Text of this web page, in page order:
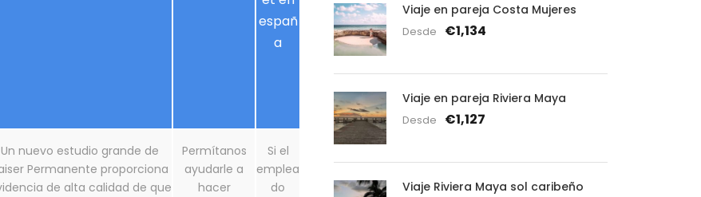
españ
a
Un nuevo estudio grande de
Permanente proporciona
de alta calidad de que
Permítanos
ayudarle a
hacer
Si el
emplea
do
Viaje en pareja Costa Mujeres
Desde €1,134
Viaje en pareja Riviera Maya
Desde €1,127
Viaje Riviera Maya sol caribeño